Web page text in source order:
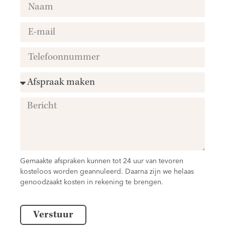
Gemaakte afspraken kunnen tot 24 uur van tevoren
kosteloos worden geannuleerd. Daarna zijn we helaas
genoodzaakt kosten in rekening te brengen.
Verstuur